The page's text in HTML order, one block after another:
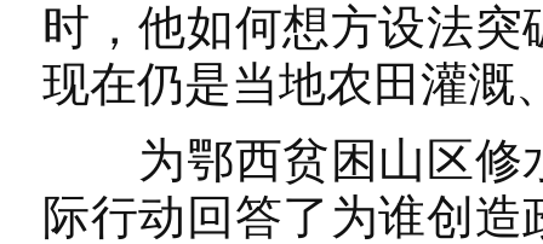
时，他如何想方设法
现在仍是当地农田灌
为鄂西贫困山区修
际行动回答了为谁创